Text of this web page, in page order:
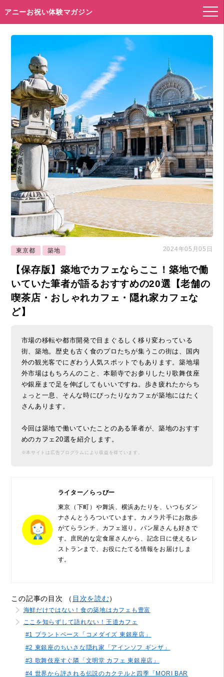
アニーお祝い体験マガジン
東京都 築地 2024年05月05日
【保存版】築地でカフェならここ！築地で働
いていた筆者が語るおすすめの20選【老舗の
喫茶店・おしゃれカフェ・隠れ家カフェな
ど】
市場の移転や都市開発で目まぐるしく移り変わっている
街、築地。歴史も古く食のプロたちが集うこの街は、国内
外の観光客でにぎわう人気スポットでもあります。築地場
外市場はもちろんのこと、本願寺でお参りしたり歌舞伎座
や銀座まで足を伸ばしてもいいですね。歩き疲れたからち
ょっと一息、そんな時にぴったりなカフェが築地にはたく
さんあります。
今回は築地で働いていたことのある筆者が、築地のおすす
めのカフェ20選を紹介します。
※本サイトは広告プログラムにより収益を得ています。
ライター／らっぴー
東京（下町）や舞浜、横浜あたりを、いつもダン
ナさんとうろついています。カメラ片手にお散歩
がてらランチ、カフェ巡り。パン屋さんも好きで
す。庶民的な定食屋さんから、記念日に使えるレ
ストランまで、お役にたてる情報をお届けしま
す。
この記事の目次 （ 目次を読む）
海鮮だけではない！食の築地はカフェも豊富
ここを知らずして語れない！王道カフェ
#1 プラントベース「コメダイズ 東銀座店」
#2 東銀座のちいさな隠れ家「アインソフ ギンザ」
#3 歌舞伎座すぐ隣「文明堂 カフェ 東銀座店」
#4 世界から評される伝説のカクテルと四季「MORI BAR